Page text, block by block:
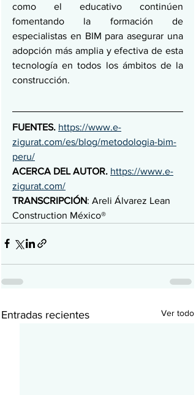
como el educativo continúen
fomentando la formación de
especialistas en BIM para asegurar una
adopción más amplia y efectiva de esta
tecnología en todos los ámbitos de la
construcción​.
FUENTES. https://www.e-
zigurat.com/es/blog/metodologia-bim-
peru/
ACERCA DEL AUTOR. https://www.e-
zigurat.com/
TRANSCRIPCIÓN: Areli Álvarez Lean
Construction México®
Entradas recientes Ver todo